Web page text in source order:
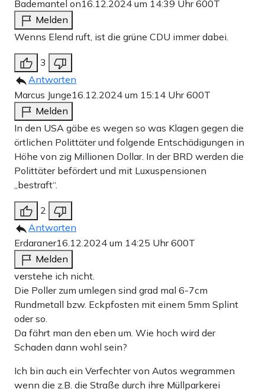
Bademantel on16.12.2024 um 14:39 Uhr600T
Melden
Wenns Elend ruft, ist die grüne CDU immer dabei.
3
Antworten
Marcus Junge16.12.2024 um 15:14 Uhr600T
Melden
In den USA gäbe es wegen so was Klagen gegen die
örtlichen Polittäter und folgende Entschädigungen in
Höhe von zig Millionen Dollar. In der BRD werden die
Polittäter befördert und mit Luxuspensionen
„bestraft“.
2
Antworten
Erdaraner16.12.2024 um 14:25 Uhr600T
Melden
verstehe ich nicht.
Die Poller zum umlegen sind grad mal 6-7cm
Rundmetall bzw. Eckpfosten mit einem 5mm Splint
oder so.
Da fährt man den eben um. Wie hoch wird der
Schaden dann wohl sein?
Ich bin auch ein Verfechter von Autos wegrammen
wenn die z.B. die Straße durch ihre Müllparkerei